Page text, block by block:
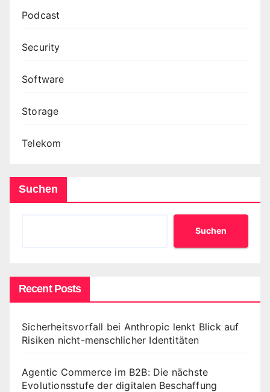
Podcast
Security
Software
Storage
Telekom
Suchen
Suchen
Recent Posts
Sicherheitsvorfall bei Anthropic lenkt Blick auf
Risiken nicht-menschlicher Identitäten
Agentic Commerce im B2B: Die nächste
Evolutionsstufe der digitalen Beschaffung